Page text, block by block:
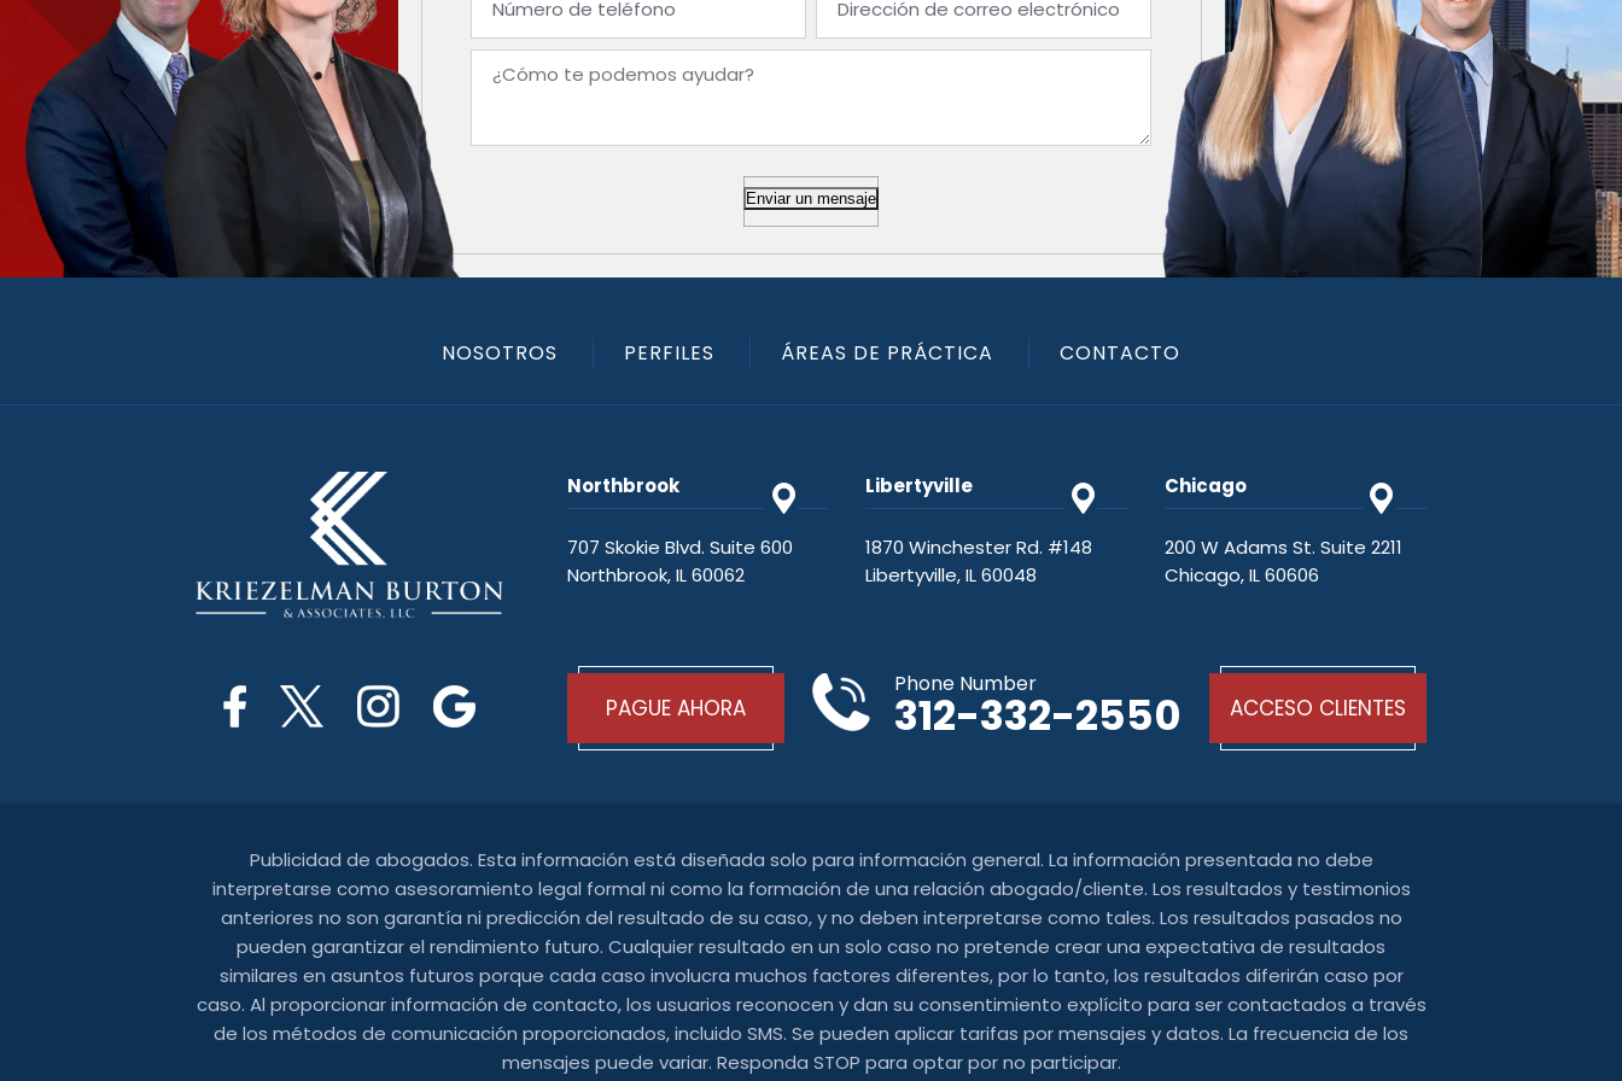
Enviar un mensaje
NOSOTROS PERFILES ÁREAS DE PRÁCTICA CONTACTO
Northbrook
707 Skokie Blvd. Suite 600
Northbrook, IL 60062
Libertyville
1870 Winchester Rd. #148
Libertyville, IL 60048
Chicago
200 W Adams St. Suite 2211
Chicago, IL 60606
PAGUE AHORA
Phone Number
312-332-2550 ACCESO CLIENTES
Publicidad de abogados. Esta información está diseñada solo para información general. La información presentada no debe
interpretarse como asesoramiento legal formal ni como la formación de una relación abogado/cliente. Los resultados y testimonios
anteriores no son garantía ni predicción del resultado de su caso, y no deben interpretarse como tales. Los resultados pasados ​​no
pueden garantizar el rendimiento futuro. Cualquier resultado en un solo caso no pretende crear una expectativa de resultados
similares en asuntos futuros porque cada caso involucra muchos factores diferentes, por lo tanto, los resultados diferirán caso por
caso. Al proporcionar información de contacto, los usuarios reconocen y dan su consentimiento explícito para ser contactados a través
de los métodos de comunicación proporcionados, incluido SMS. Se pueden aplicar tarifas por mensajes y datos. La frecuencia de los
mensajes puede variar. Responda STOP para optar por no participar.